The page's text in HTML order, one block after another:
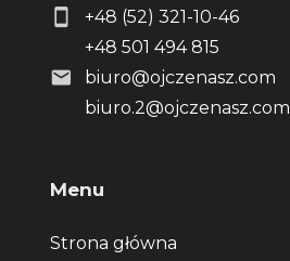
+48 (52) 321-10-46
+48 501 494 815
biuro@ojczenasz.com
biuro.2@ojczenasz.com
Menu
Strona główna